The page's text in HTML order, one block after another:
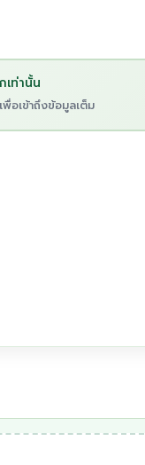
ท่านั้น
อเข้าถึงข้อมูลเต็ม